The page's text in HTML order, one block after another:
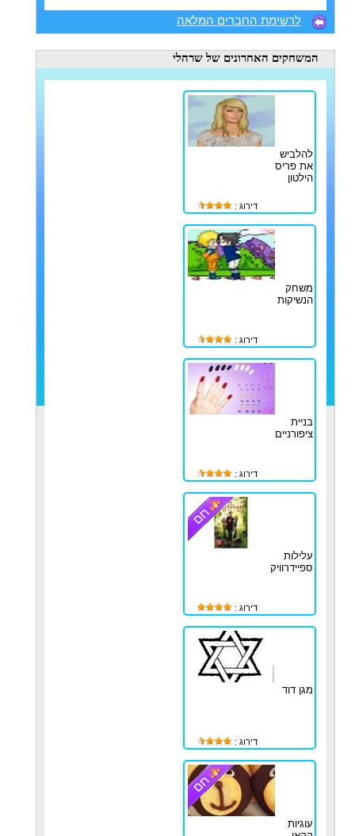
לרשימת החברים המלאה
המשחקים האחרונים של שרהלי
להלביש
את פריס
הילטון
דירוג :
משחק
הנשיקות
דירוג :
בניית
ציפורניים
דירוג :
עלילות
ספיידרוויק
דירוג :
מגן דוד
דירוג :
עוגיות